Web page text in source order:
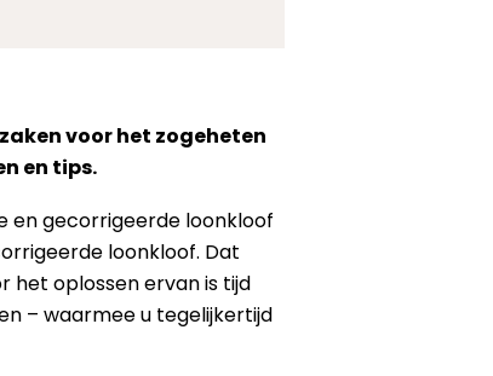
voor het zogeheten
en tips.
en gecorrigeerde loonkloof
loonkloof. Dat
het oplossen ervan is tijd
– waarmee u tegelijkertijd